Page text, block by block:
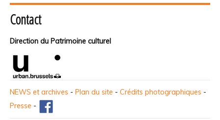
Contact
Direction du Patrimoine culturel
NEWS et archives - Plan du site - Crédits photographiques -
Presse -